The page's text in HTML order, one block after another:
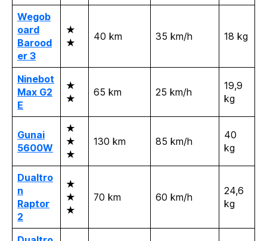
Wegob
oard
Barood
er 3
★
★
40 km 35 km/h 18 kg
Ninebot
Max G2
E
★
★
65 km 25 km/h
19,9
kg
Gunai
5600W
★
★
★
130 km 85 km/h
40
kg
Dualtro
n
Raptor
2
★
★
★
70 km 60 km/h
24,6
kg